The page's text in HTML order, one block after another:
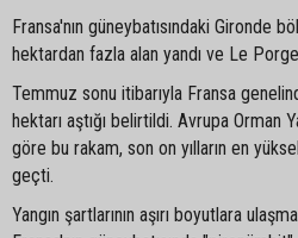
Fransa'nın güneybatısındaki Gironde
hektardan fazla alan yandı ve Le
Temmuz sonu itibarıyla Fransa
hektarı aştığı belirtildi. Avrupa Orman
göre bu rakam, son on yılların en
geçti.
Yangın şartlarının aşırı boyutlara